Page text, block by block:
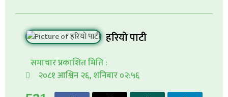
हरियो पाटी
समाचार प्रकाशित मिति :
२०८१ आश्विन २६, शनिबार ०२:५६